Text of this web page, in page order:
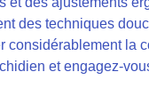
des techniques
la
et engagez-